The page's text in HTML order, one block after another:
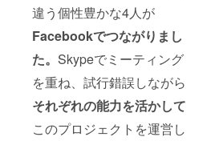
違う個性豊かな4人が
Facebookでつながりまし
た。 Skypeでミーティング
を重ね、試行錯誤しながら
それぞれの能力を活かして
このプロジェクトを運営し